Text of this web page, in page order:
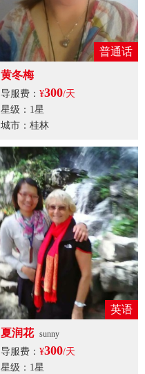
普通话
黄冬梅
导服费： ¥300/天
星级：1星
城市：桂林
英语
夏润花 sunny
导服费： ¥300/天
星级：1星